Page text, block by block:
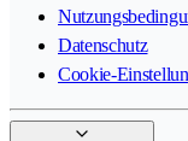
Datenschutz
Cookie-